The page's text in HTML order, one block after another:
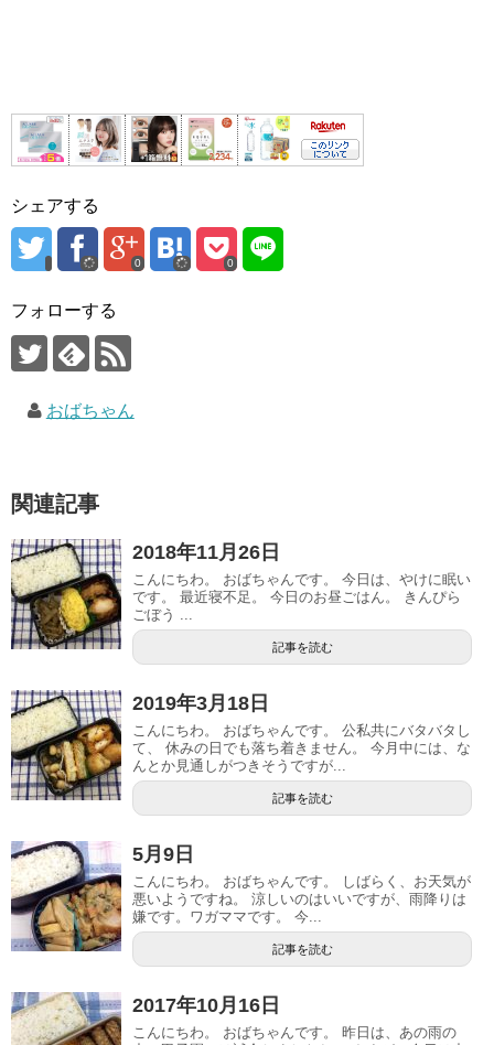
シェアする
0 0
フォローする
おばちゃん
関連記事
2018年11月26日
こんにちわ。 おばちゃんです。 今日は、やけに眠い
です。 最近寝不足。 今日のお昼ごはん。 きんぴら
ごぼう ...
記事を読む
2019年3月18日
こんにちわ。 おばちゃんです。 公私共にバタバタし
て、 休みの日でも落ち着きません。 今月中には、な
んとか見通しがつきそうですが...
記事を読む
5月9日
こんにちわ。 おばちゃんです。 しばらく、お天気が
悪いようですね。 涼しいのはいいですが、雨降りは
嫌です。ワガママです。 今...
記事を読む
2017年10月16日
こんにちわ。 おばちゃんです。 昨日は、あの雨の